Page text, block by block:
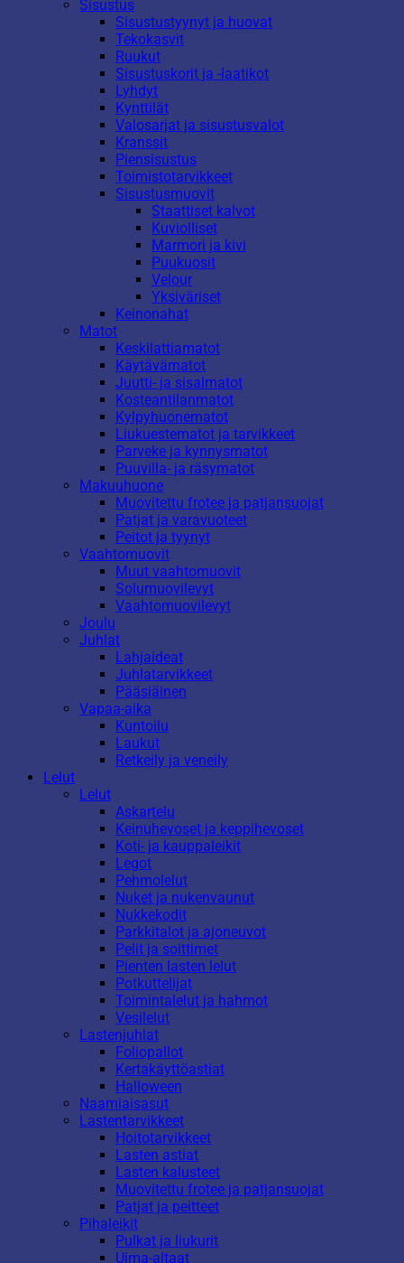
Sisustus
Sisustustyynyt ja huovat
Tekokasvit
Ruukut
Sisustuskorit ja -laatikot
Lyhdyt
Kynttilät
Valosarjat ja sisustusvalot
Kranssit
Piensisustus
Toimistotarvikkeet
Sisustusmuovit
Staattiset kalvot
Kuviolliset
Marmori ja kivi
Puukuosit
Velour
Yksiväriset
Keinonahat
Matot
Keskilattiamatot
Käytävämatot
Juutti- ja sisalmatot
Kosteantilanmatot
Kylpyhuonematot
Liukuestematot ja tarvikkeet
Parveke ja kynnysmatot
Puuvilla- ja räsymatot
Makuuhuone
Muovitettu frotee ja patjansuojat
Patjat ja varavuoteet
Peitot ja tyynyt
Vaahtomuovit
Muut vaahtomuovit
Solumuovilevyt
Vaahtomuovilevyt
Joulu
Juhlat
Lahjaideat
Juhlatarvikkeet
Pääsiäinen
Vapaa-aika
Kuntoilu
Laukut
Retkeily ja veneily
Lelut
Lelut
Askartelu
Keinuhevoset ja keppihevoset
Koti- ja kauppaleikit
Legot
Pehmolelut
Nuket ja nukenvaunut
Nukkekodit
Parkkitalot ja ajoneuvot
Pelit ja soittimet
Pienten lasten lelut
Potkuttelijat
Toimintalelut ja hahmot
Vesilelut
Lastenjuhlat
Foliopallot
Kertakäyttöastiat
Halloween
Naamiaisasut
Lastentarvikkeet
Hoitotarvikkeet
Lasten astiat
Lasten kalusteet
Muovitettu frotee ja patjansuojat
Patjat ja peitteet
Pihaleikit
Pulkat ja liukurit
Uima-altaat